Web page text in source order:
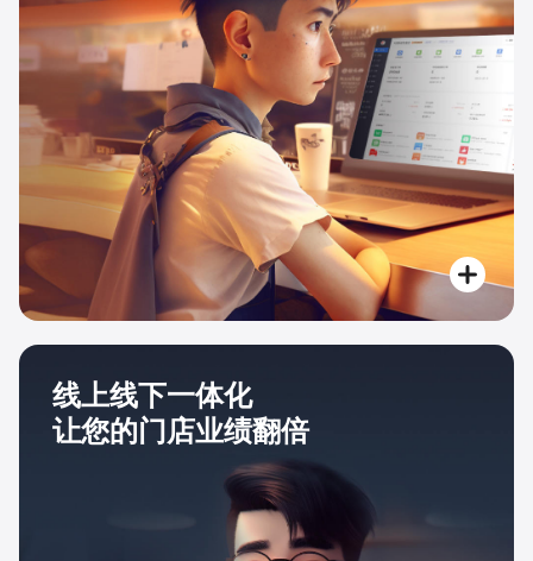
线上线下一体化
让您的门店业绩翻倍